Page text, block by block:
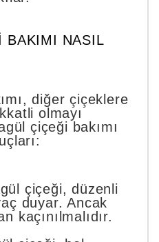
BAKIMI NASIL
diğer çiçeklere
olmayı
çiçeği bakımı
çiçeği, düzenli
duyar. Ancak
kaçınılmalıdır.